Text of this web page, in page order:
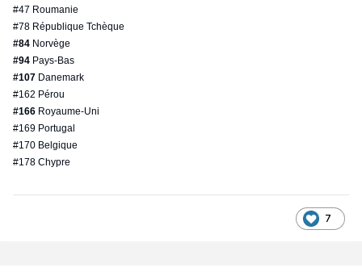
#47 Roumanie
#78 République Tchèque
#84 Norvège
#94 Pays-Bas
#107 Danemark
#162 Pérou
#166 Royaume-Uni
#169 Portugal
#170 Belgique
#178 Chypre
7